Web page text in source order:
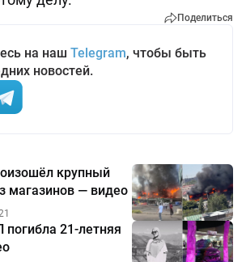
Поделиться
на наш Telegram, чтобы быть
новостей.
крупный
магазинов — видео
21-летняя